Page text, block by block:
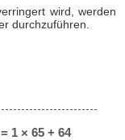
wird, werden
durchzuführen.
1 × 65 + 64